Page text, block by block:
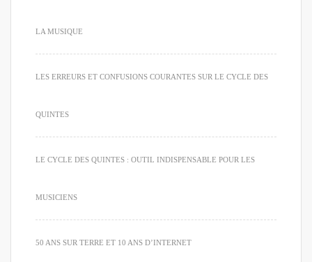
LA MUSIQUE
LES ERREURS ET CONFUSIONS COURANTES SUR LE CYCLE DES
QUINTES
LE CYCLE DES QUINTES : OUTIL INDISPENSABLE POUR LES
MUSICIENS
50 ANS SUR TERRE ET 10 ANS D’INTERNET